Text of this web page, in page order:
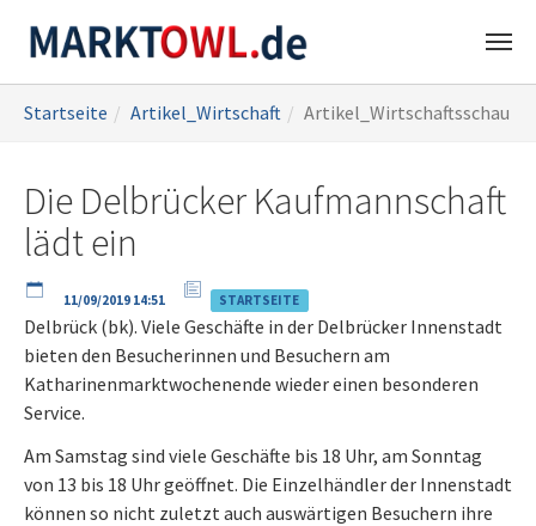
Hauptinhalt
sind
Startseite Artikel_Wirtschaft Artikel_Wirtschaftsschau
Die Delbrücker Kaufmannschaft
lädt ein
11/09/2019 14:51 STARTSEITE
Delbrück (bk). Viele Geschäfte in der Delbrücker Innenstadt
bieten den Besucherinnen und Besuchern am
Katharinenmarktwochenende wieder einen besonderen
Service.
Am Samstag sind viele Geschäfte bis 18 Uhr, am Sonntag
von 13 bis 18 Uhr geöffnet. Die Einzelhändler der Innenstadt
können so nicht zuletzt auch auswärtigen Besuchern ihre